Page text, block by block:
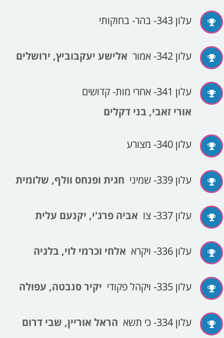
עלון 343- בהר- בחוקותי
עלון 342- אמור אלישע יעקבוביץ, ירושלים
עלון 341- אחרי מות- קדושים
אורי זאבי, בני דקלים
עלון 340- מצורע
עלון 339- שמיני חגית ופנחס וולף, שלומית
עלון 337- צו אביה פרג'י, יקנעם עלית
עלון 336- ויקרא אלחי וכרמי לוי, בלגיה
עלון 335- ויקהל פקודי יקיר סנבטה, עפולה
עלון 334- כי תשא הראל אוריין, שבי דרום